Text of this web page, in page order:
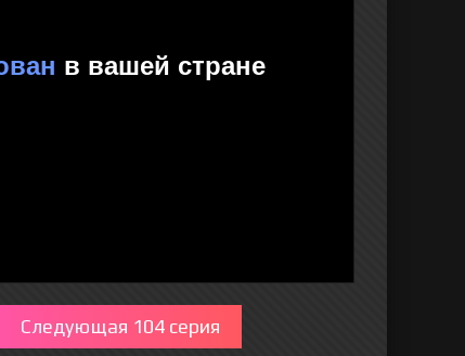
Следующая 104 серия